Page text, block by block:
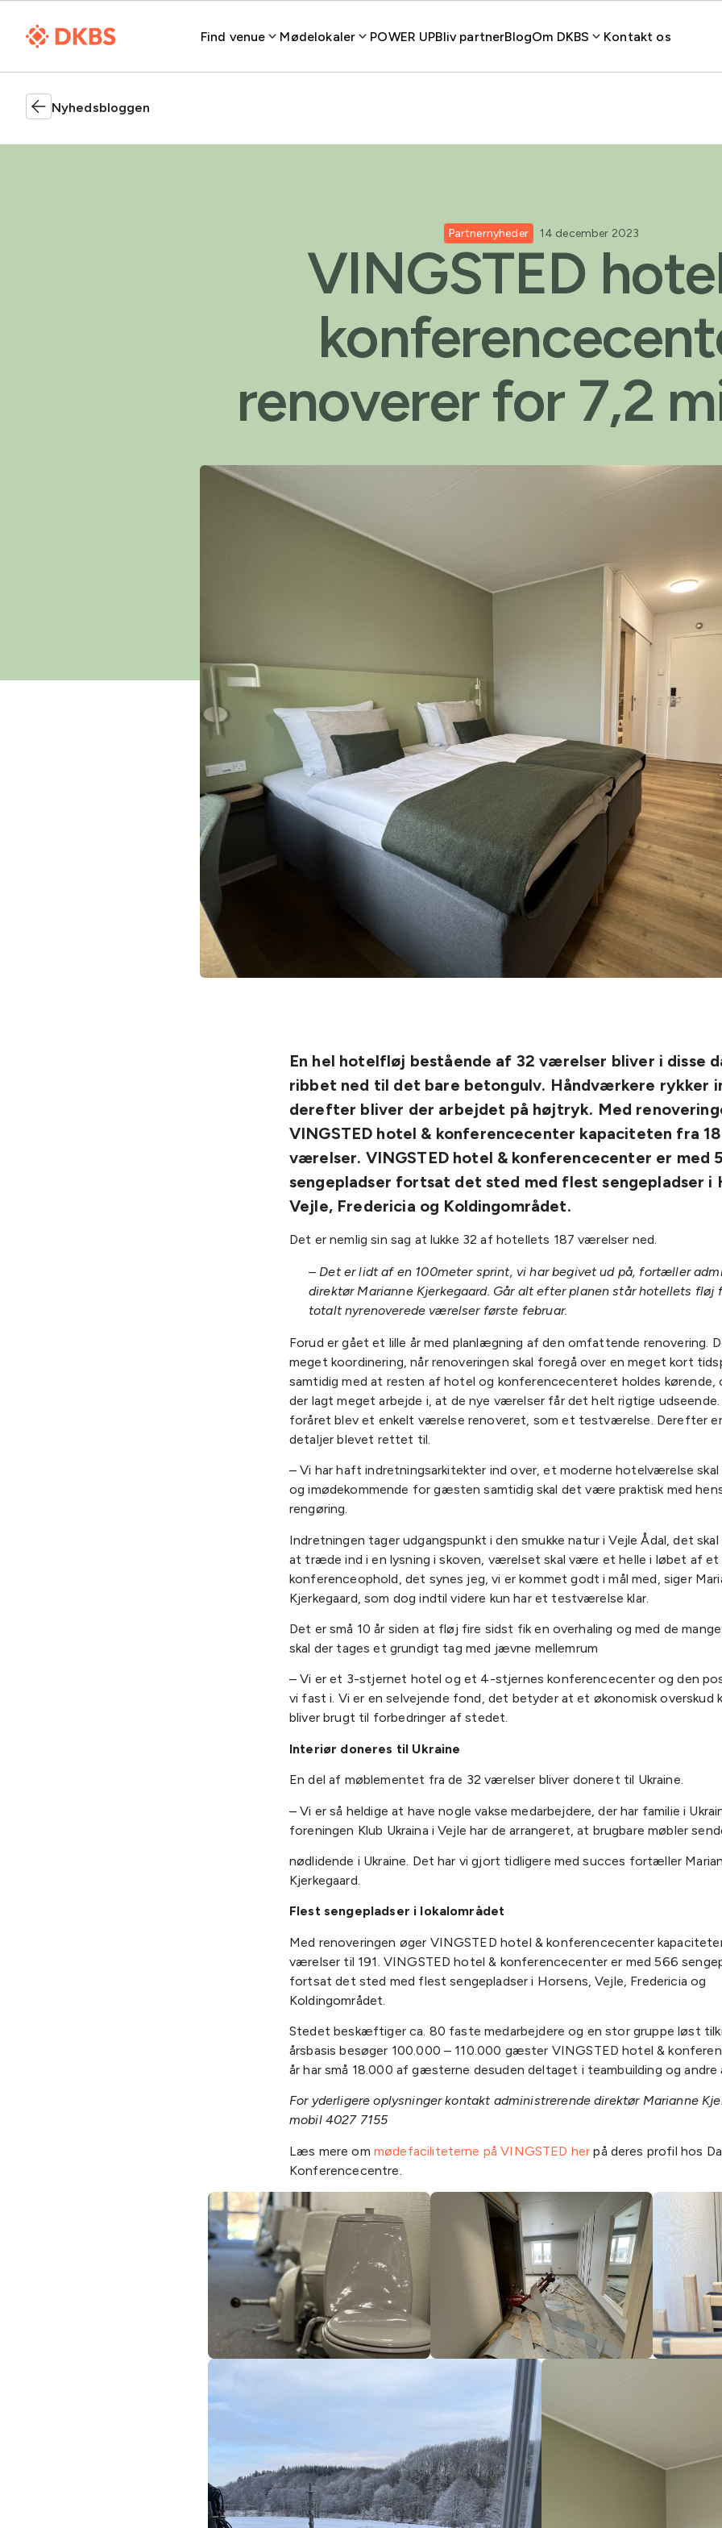
Find venue Mødelokaler POWER UPBliv partnerBlogOm DKBS Kontakt os
Nyhedsbloggen
Partnernyheder 14 december 2023
VINGSTED
renoverer for 7,2
En hel hotelfløj bestående af 32 værelser bliver i disse
ribbet ned til det bare betongulv. Håndværkere rykker
derefter bliver der arbejdet på højtryk. Med
VINGSTED hotel & konferencecenter kapaciteten fra
værelser. VINGSTED hotel & konferencecenter er med
sengepladser fortsat det sted med flest sengepladser i
Vejle, Fredericia og Koldingområdet.
Det er nemlig sin sag at lukke 32 af hotellets 187 værelser ned.
– Det er lidt af en 100meter sprint, vi har begivet ud på, fortæller
direktør Marianne Kjerkegaard. Går alt efter planen står hotellets fløj
totalt nyrenoverede værelser første februar.
Forud er gået et lille år med planlægning af den omfattende renovering.
meget koordinering, når renoveringen skal foregå over en meget kort
samtidig med at resten af hotel og konferencecenteret holdes kørende,
der lagt meget arbejde i, at de nye værelser får det helt rigtige udseende.
foråret blev et enkelt værelse renoveret, som et testværelse. Derefter
detaljer blevet rettet til.
– Vi har haft indretningsarkitekter ind over, et moderne hotelværelse
og imødekommende for gæsten samtidig skal det være praktisk med
rengøring.
Indretningen tager udgangspunkt i den smukke natur i Vejle Ådal, det
at træde ind i en lysning i skoven, værelset skal være et helle i løbet af
konferenceophold, det synes jeg, vi er kommet godt i mål med, siger
Kjerkegaard, som dog indtil videre kun har et testværelse klar.
Det er små 10 år siden at fløj fire sidst fik en overhaling og med de
skal der tages et grundigt tag med jævne mellemrum
– Vi er et 3-stjernet hotel og et 4-stjernes konferencecenter og den
vi fast i. Vi er en selvejende fond, det betyder at et økonomisk overskud
bliver brugt til forbedringer af stedet.
Interiør doneres til Ukraine
En del af møblementet fra de 32 værelser bliver doneret til Ukraine.
– Vi er så heldige at have nogle vakse medarbejdere, der har familie i
foreningen Klub Ukraina i Vejle har de arrangeret, at brugbare møbler
nødlidende i Ukraine. Det har vi gjort tidligere med succes fortæller
Kjerkegaard.
Flest sengepladser i lokalområdet
Med renoveringen øger VINGSTED hotel & konferencecenter
værelser til 191. VINGSTED hotel & konferencecenter er med 566
fortsat det sted med flest sengepladser i Horsens, Vejle, Fredericia og
Koldingområdet.
Stedet beskæftiger ca. 80 faste medarbejdere og en stor gruppe løst
årsbasis besøger 100.000 – 110.000 gæster VINGSTED hotel &
år har små 18.000 af gæsterne desuden deltaget i teambuilding og
For yderligere oplysninger kontakt administrerende direktør Marianne
mobil 4027 7155
Læs mere om mødefaciliteterne på VINGSTED her på deres profil hos
Konferencecentre.